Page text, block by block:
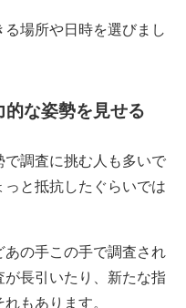
場所や日時を選びまし
的な姿勢を見せる
調査に挑む人も多いで
と抵抗したぐらいでは
の手この手で調査され
長引いたり、新たな指
もあります。